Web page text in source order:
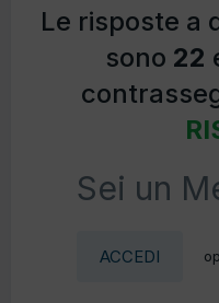
Le risposte a
sono 22
Sei un
ACCEDI